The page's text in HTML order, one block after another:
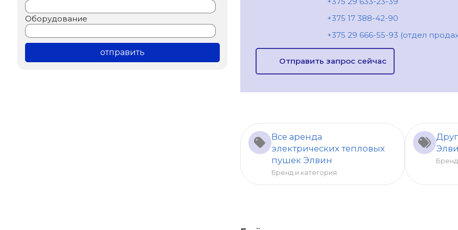
Оборудование
+375 17 388-42-90
+375 29 666-55-93 (отдел
Отправить запрос сейчас
Все аренда
электрических тепловых
пушек Элвин
Бренд и категория
Бренд